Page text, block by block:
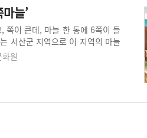
늘’
쪽이 큰데, 마늘 한 통에 6쪽이 들
서산군 지역으로 이 지역의 마늘
지역은 해양성기후과 황토밭을
‘서산종’이라 부르고, 2000년대
.
원